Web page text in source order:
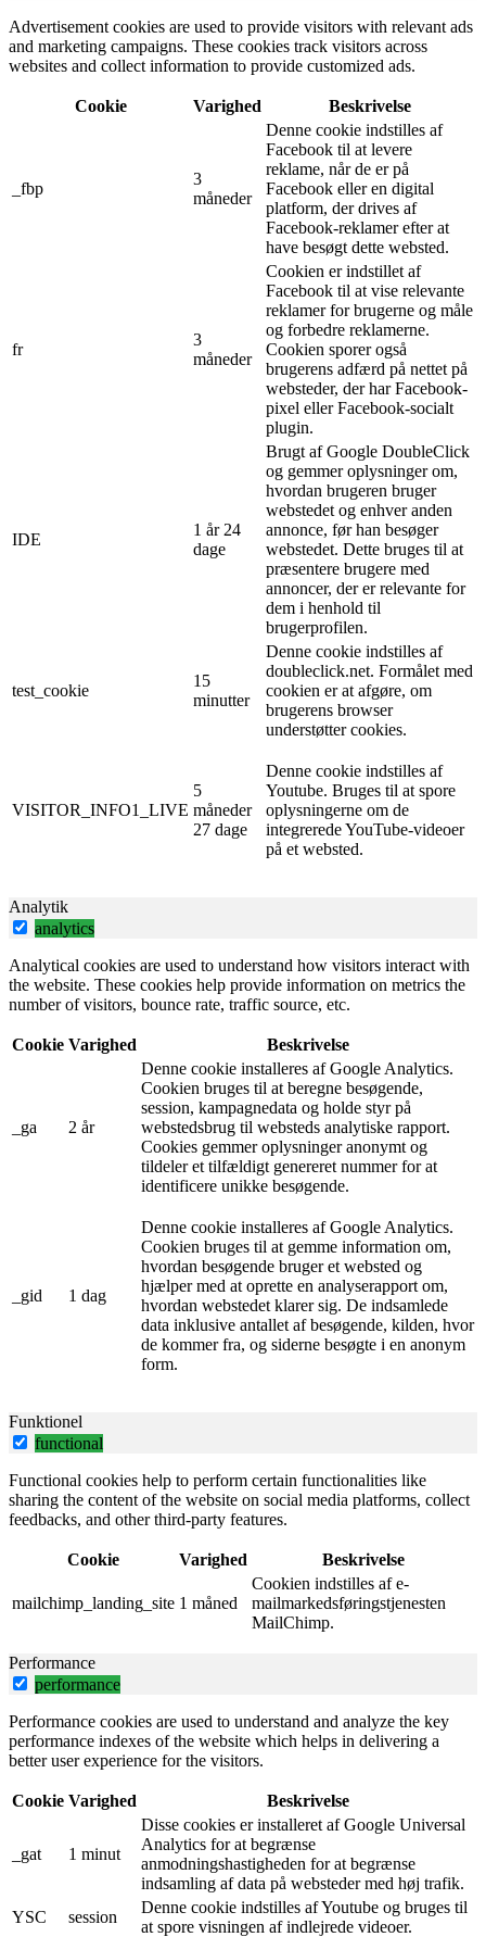
Advertisement cookies are used to provide visitors with relevant ads
and marketing campaigns. These cookies track visitors across
websites and collect information to provide customized ads.
Cookie Varighed Beskrivelse
_fbp
3
måneder
Denne cookie indstilles af
Facebook til at levere
reklame, når de er på
Facebook eller en digital
platform, der drives af
Facebook-reklamer efter at
have besøgt dette websted.
fr
3
måneder
Cookien er indstillet af
Facebook til at vise relevante
reklamer for brugerne og måle
og forbedre reklamerne.
Cookien sporer også
brugerens adfærd på nettet på
websteder, der har Facebook-
pixel eller Facebook-socialt
plugin.
IDE
1 år 24
dage
Brugt af Google DoubleClick
og gemmer oplysninger om,
hvordan brugeren bruger
webstedet og enhver anden
annonce, før han besøger
webstedet. Dette bruges til at
præsentere brugere med
annoncer, der er relevante for
dem i henhold til
brugerprofilen.
test_cookie
15
minutter
Denne cookie indstilles af
doubleclick.net. Formålet med
cookien er at afgøre, om
brugerens browser
understøtter cookies.
VISITOR_INFO1_LIVE
5
måneder
27 dage
Denne cookie indstilles af
Youtube. Bruges til at spore
oplysningerne om de
integrerede YouTube-videoer
på et websted.
Analytik
analytics
Analytical cookies are used to understand how visitors interact with
the website. These cookies help provide information on metrics the
number of visitors, bounce rate, traffic source, etc.
Cookie Varighed Beskrivelse
_ga 2 år
Denne cookie installeres af Google Analytics.
Cookien bruges til at beregne besøgende,
session, kampagnedata og holde styr på
webstedsbrug til websteds analytiske rapport.
Cookies gemmer oplysninger anonymt og
tildeler et tilfældigt genereret nummer for at
identificere unikke besøgende.
_gid 1 dag
Denne cookie installeres af Google Analytics.
Cookien bruges til at gemme information om,
hvordan besøgende bruger et websted og
hjælper med at oprette en analyserapport om,
hvordan webstedet klarer sig. De indsamlede
data inklusive antallet af besøgende, kilden, hvor
de kommer fra, og siderne besøgte i en anonym
form.
Funktionel
functional
Functional cookies help to perform certain functionalities like
sharing the content of the website on social media platforms, collect
feedbacks, and other third-party features.
Cookie Varighed Beskrivelse
mailchimp_landing_site 1 måned
Cookien indstilles af e-
mailmarkedsføringstjenesten
MailChimp.
Performance
performance
Performance cookies are used to understand and analyze the key
performance indexes of the website which helps in delivering a
better user experience for the visitors.
Cookie Varighed Beskrivelse
_gat 1 minut
Disse cookies er installeret af Google Universal
Analytics for at begrænse
anmodningshastigheden for at begrænse
indsamling af data på websteder med høj trafik.
YSC
session
Denne cookie indstilles af Youtube og bruges til
at spore visningen af ​​indlejrede videoer.